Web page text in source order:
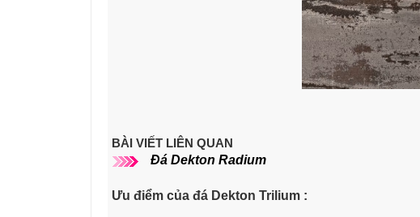
BÀI VIẾT LIÊN QUAN
Đá Dekton Radium
Ưu điểm của đá Dekton Trilium :